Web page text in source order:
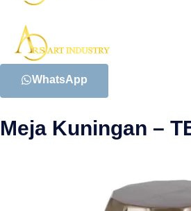
WhatsApp
Meja Kuningan –